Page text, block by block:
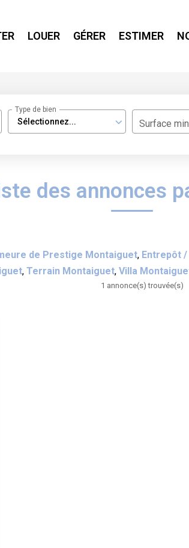
LOUER GÉRER ESTIMER
Sélectionnez...
Type de bien
Surface min
des annonces
de Prestige Montaiguet, Entrepôt
, Terrain Montaiguet, Villa
1 annonce(s) trouvée(s)